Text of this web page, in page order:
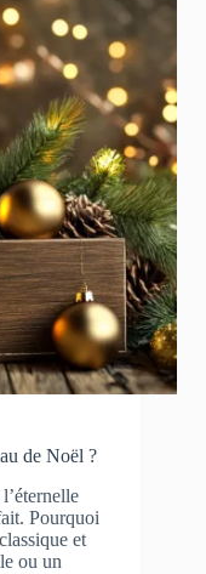
de Noël ?
Pourquoi
et
ou un